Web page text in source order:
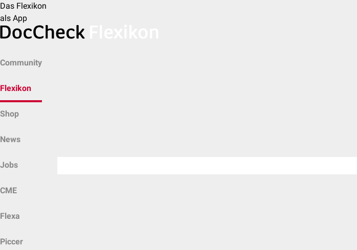
Das Flexikon
als App
Community
Flexikon
Shop
News
Jobs
CME
Flexa
Piccer